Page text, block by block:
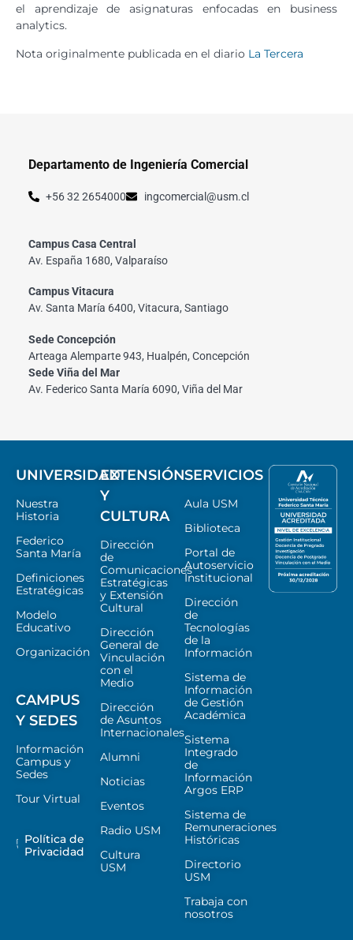
el aprendizaje de asignaturas enfocadas en business
analytics.
Nota originalmente publicada en el diario La Tercera
Departamento de Ingeniería Comercial
+56 32 2654000 ingcomercial@usm.cl
Campus Casa Central
Av. España 1680, Valparaíso
Campus Vitacura
Av. Santa María 6400, Vitacura, Santiago
Sede Concepción
Arteaga Alemparte 943, Hualpén, Concepción
Sede Viña del Mar
Av. Federico Santa María 6090, Viña del Mar
UNIVERSIDAD
Nuestra
Historia
Federico
Santa María
Definiciones
Estratégicas
Modelo
Educativo
Organización
CAMPUS
Y SEDES
Información
Campus y
Sedes
Tour Virtual
Política de
Privacidad
EXTENSIÓN
Y
CULTURA
Dirección
de
Comunicaciones
Estratégicas
y Extensión
Cultural
Dirección
General de
Vinculación
con el
Medio
Dirección
de Asuntos
Internacionales
Alumni
Noticias
Eventos
Radio USM
Cultura
USM
SERVICIOS
Aula USM
Biblioteca
Portal de
Autoservicio
Institucional
Dirección
de
Tecnologías
de la
Información
Sistema de
Información
de Gestión
Académica
Sistema
Integrado
de
Información
Argos ERP
Sistema de
Remuneraciones
Históricas
Directorio
USM
Trabaja con
nosotros